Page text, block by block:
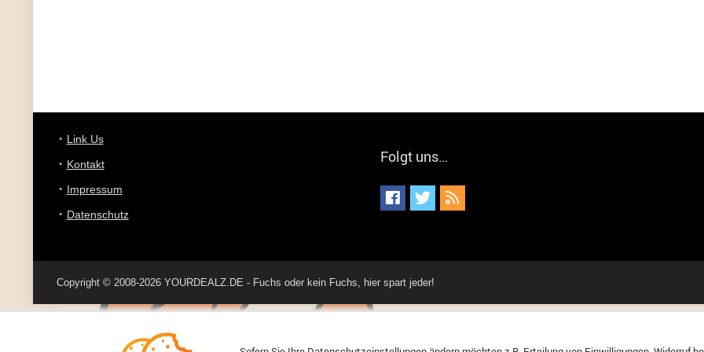
Link Us
Kontakt
Impressum
Datenschutz
Folgt uns…
Copyright © 2008-2026 YOURDEALZ.DE - Fuchs oder kein Fuchs, hier spart jeder!